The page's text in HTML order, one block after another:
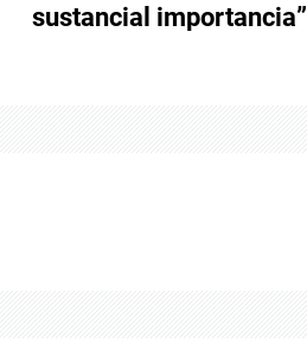
sustancial importancia”